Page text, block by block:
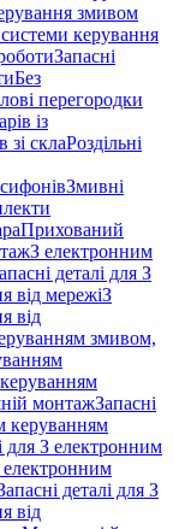
змивом
системи керування
Запасні
Без
перегородки
із
зі склаРоздільні
Змивні
Прихований
З електронним
деталі для З
від мережіЗ
від
змивом,
монтажЗапасні
керуванням
для З електронним
електронним
деталі для З
від